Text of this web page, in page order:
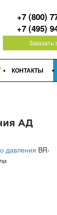
+7 (800)
+7 (495)
Заказать
КОНТАКТЫ
АД
давления BR-